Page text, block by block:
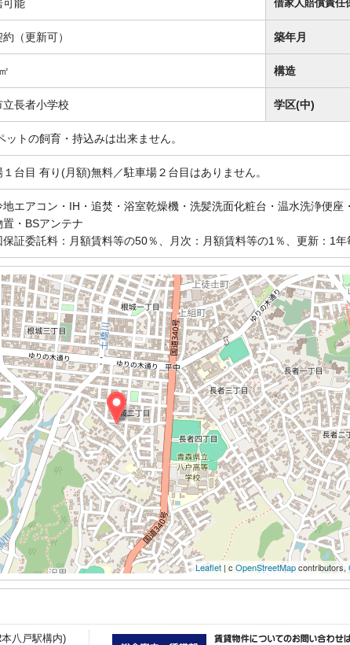
可能 借家人賠償責任
約（更新可） 築年月
構造
立長者小学校 学区(中)
ットの飼育・持込みは出来ません。
台目 有り(月額)無料／駐車場２台目はありません。
地エアコン・IH・追焚・浴室乾燥機・洗髪洗面化粧台・温水洗浄便
置・BSアンテナ
証委託料：月額賃料等の50％、月次：月額賃料等の1％、更新：1年
Leaflet | c OpenStreetMapcontributors,
八戸駅構内)